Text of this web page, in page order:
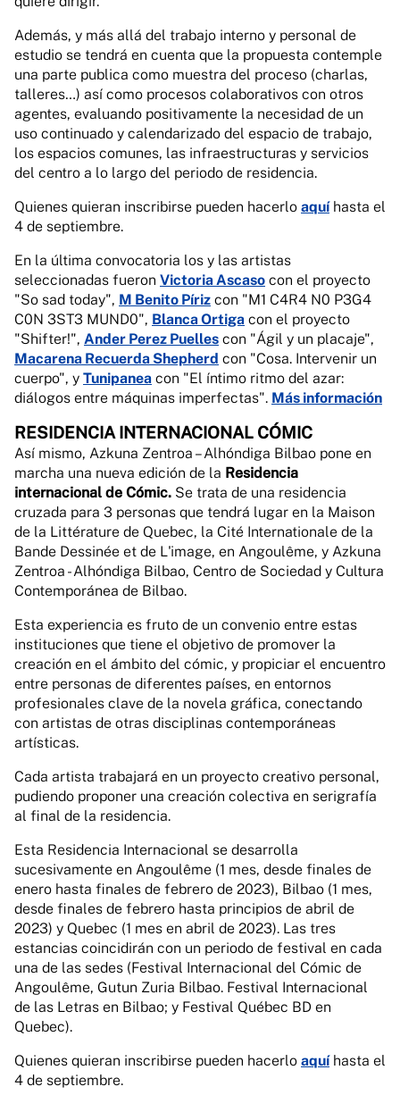
Además, y más allá del trabajo interno y personal de
estudio se tendrá en cuenta que la propuesta contemple
una parte publica como muestra del proceso (charlas,
talleres…) así como procesos colaborativos con otros
agentes, evaluando positivamente la necesidad de un
uso continuado y calendarizado del espacio de trabajo,
los espacios comunes, las infraestructuras y servicios
del centro a lo largo del periodo de residencia.
Quienes quieran inscribirse pueden hacerlo aquíhasta el
4 de septiembre.
En la última convocatoria los y las artistas
seleccionadas fueron Victoria Ascaso con el proyecto
"So sad today", M Benito Píriz con "M1 C4R4 N0 P3G4
C0N 3ST3 MUND0", Blanca Ortiga con el proyecto
"Shifter!", Ander Perez Puelles con "Ágil y un placaje",
Macarena Recuerda Shepherd con "Cosa. Intervenir un
cuerpo", y Tunipanea con "El íntimo ritmo del azar:
diálogos entre máquinas imperfectas". Más información
RESIDENCIA INTERNACIONAL CÓMIC
Así mismo, Azkuna Zentroa – Alhóndiga Bilbao pone en
marcha una nueva edición de la Residencia
internacional de Cómic. Se trata de una residencia
cruzada para 3 personas que tendrá lugar en la Maison
de la Littérature de Quebec, la Cité Internationale de la
Bande Dessinée et de L'image, en Angoulême, y Azkuna
Zentroa - Alhóndiga Bilbao, Centro de Sociedad y Cultura
Contemporánea de Bilbao.
Esta experiencia es fruto de un convenio entre estas
instituciones que tiene el objetivo de promover la
creación en el ámbito del cómic, y propiciar el encuentro
entre personas de diferentes países, en entornos
profesionales clave de la novela gráfica, conectando
con artistas de otras disciplinas contemporáneas
artísticas.
Cada artista trabajará en un proyecto creativo personal,
pudiendo proponer una creación colectiva en serigrafía
al final de la residencia.
Esta Residencia Internacional se desarrolla
sucesivamente en Angoulême (1 mes, desde finales de
enero hasta finales de febrero de 2023), Bilbao (1 mes,
desde finales de febrero hasta principios de abril de
2023) y Quebec (1 mes en abril de 2023). Las tres
estancias coincidirán con un periodo de festival en cada
una de las sedes (Festival Internacional del Cómic de
Angoulême, Gutun Zuria Bilbao. Festival Internacional
de las Letras en Bilbao; y Festival Québec BD en
Quebec).
Quienes quieran inscribirse pueden hacerlo aquíhasta el
4 de septiembre.